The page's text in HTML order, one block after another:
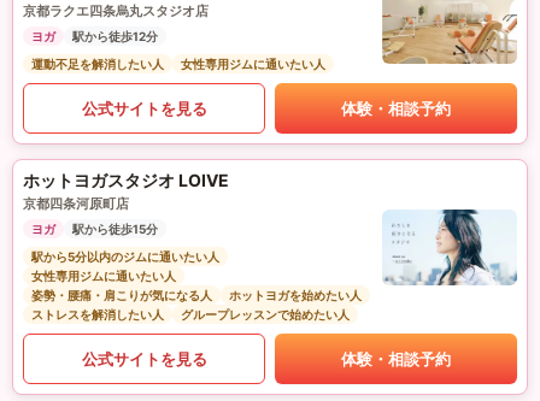
京都ラクエ四条烏丸スタジオ店
ヨガ
駅から徒歩12分
運動不足を解消したい人
女性専用ジムに通いたい人
公式サイトを見る 体験・相談予約
ホットヨガスタジオ LOIVE
京都四条河原町店
ヨガ
駅から徒歩15分
駅から5分以内のジムに通いたい人
女性専用ジムに通いたい人
姿勢・腰痛・肩こりが気になる人
ホットヨガを始めたい人
ストレスを解消したい人
グループレッスンで始めたい人
公式サイトを見る 体験・相談予約